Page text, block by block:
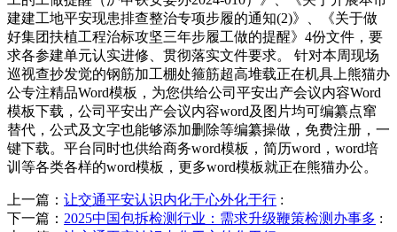
建建工地平安现患排查整治专项步履的通知(2)》、《关于做
好集团扶植工程治标攻坚三年步履工做的提醒》4份文件，要
求各参建单元认实进修、贯彻落实文件要求。 针对本周现场
巡视查抄发觉的钢筋加工棚处箍筋超高堆载正在机具上熊猫办
公专注精品Word模板，为您供给公司平安出产会议内容Word
模板下载，公司平安出产会议内容word及图片均可编纂点窜
替代，公式及文字也能够添加删除等编纂操做，免费注册，一
键下载。平台同时也供给商务word模板，简历word，word培
训等各类各样的word模板，更多word模板就正在熊猫办公。
上一篇： 让交通平安认识内化于心外化于行 :
下一篇： 2025中国包拆检测行业：需求升级鞭策检测办事多 :